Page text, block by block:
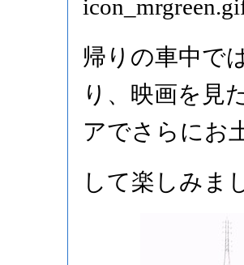
帰りの車中で
り、映画を見
アでさらにお
して楽しみま